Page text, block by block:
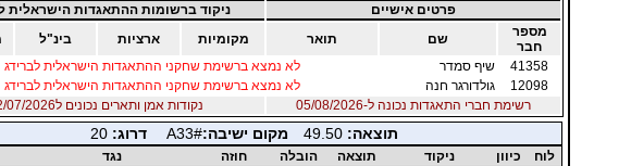
פרטים אישיים
ניקוד ברשומות ההתאגדות הישראלית
מספר
חבר
שם תואר מקומיות ארציות בינ"ל
41358
שיף סמדר
לא נמצא ברשימת שחקני ההתאגדות הישראלית לברידג
12098
גולדורגר חנה
לא נמצא ברשימת שחקני ההתאגדות הישראלית לברידג
רשימת חברי התאגדות נכונה ל-05/08/2026
נקודות אמן ותארים נכונים ל12/07/2026
תוצאה:49.50 מקום ישיבה:A33# דרוג:20
לוח כיוון ניקוד תוצאה הובלה חוזה
נגד